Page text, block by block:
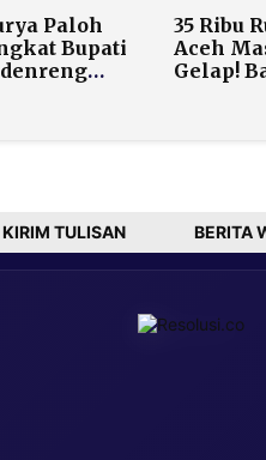
Jangan
Pribadi
Paloh
Bupati
35 Ribu
Aceh
Gelap!
KIRIM TULISAN BERITA